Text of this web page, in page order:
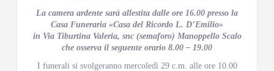
La camera ardente sarà allestita dalle ore 16.00 presso la
Casa Funeraria «Casa del Ricordo L. D’Emilio»
in Via Tiburtina Valeria, snc (semaforo) Manoppello Scalo
che osserva il seguente orario 8.00 – 19.00
I funerali si svolgeranno mercoledì 29 c.m. alle ore 10.00